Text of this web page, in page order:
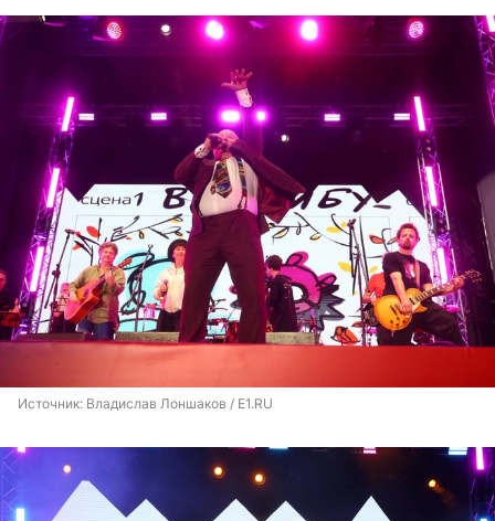
Источник: Владислав Лоншаков / E1.RU